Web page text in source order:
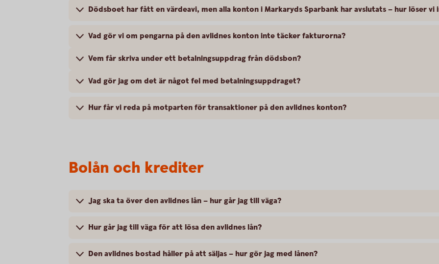
Dödsboet har fått en värdeavi, men alla konton i Markaryds
Vad gör vi om pengarna på den avlidnes konton inte täcker fakturorna?
Vem får skriva under ett betalningsuppdrag från dödsbon?
Vad gör jag om det är något fel med betalningsuppdraget?
Hur får vi reda på motparten för transaktioner på den avlidnes konton?
Bolån och krediter
Jag ska ta över den avlidnes lån – hur går jag till väga?
Hur går jag till väga för att lösa den avlidnes lån?
Den avlidnes bostad håller på att säljas – hur gör jag med lånen?